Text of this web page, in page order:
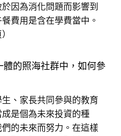
因為消化問題而影響到
費用是含在學費當中。
體的照海社群中，如何參
、家長共同參與的教育
是個為未來投資的種
的未來而努力。在這樣